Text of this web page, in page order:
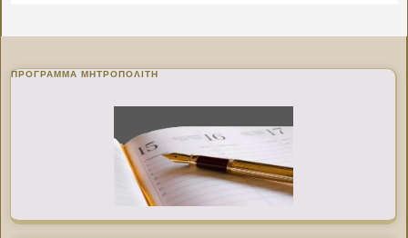
ΠΡΌΓΡΑΜΜΑ ΜΗΤΡΟΠΟΛΊΤΗ